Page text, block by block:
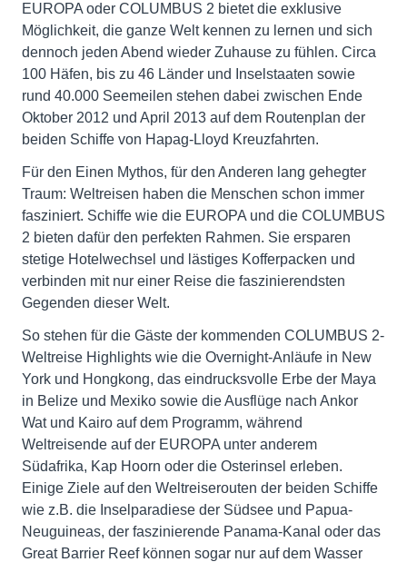
EUROPA oder COLUMBUS 2 bietet die exklusive
Möglichkeit, die ganze Welt kennen zu lernen und sich
dennoch jeden Abend wieder Zuhause zu fühlen. Circa
100 Häfen, bis zu 46 Länder und Inselstaaten sowie
rund 40.000 Seemeilen stehen dabei zwischen Ende
Oktober 2012 und April 2013 auf dem Routenplan der
beiden Schiffe von Hapag-Lloyd Kreuzfahrten.
Für den Einen Mythos, für den Anderen lang gehegter
Traum: Weltreisen haben die Menschen schon immer
fasziniert. Schiffe wie die EUROPA und die COLUMBUS
2 bieten dafür den perfekten Rahmen. Sie ersparen
stetige Hotelwechsel und lästiges Kofferpacken und
verbinden mit nur einer Reise die faszinierendsten
Gegenden dieser Welt.
So stehen für die Gäste der kommenden COLUMBUS 2-
Weltreise Highlights wie die Overnight-Anläufe in New
York und Hongkong, das eindrucksvolle Erbe der Maya
in Belize und Mexiko sowie die Ausflüge nach Ankor
Wat und Kairo auf dem Programm, während
Weltreisende auf der EUROPA unter anderem
Südafrika, Kap Hoorn oder die Osterinsel erleben.
Einige Ziele auf den Weltreiserouten der beiden Schiffe
wie z.B. die Inselparadiese der Südsee und Papua-
Neuguineas, der faszinierende Panama-Kanal oder das
Great Barrier Reef können sogar nur auf dem Wasser